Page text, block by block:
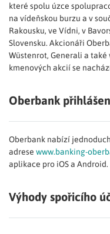
které spolu úzce
na vídeňskou burzu a v
Rakousku, ve Vídni, v
Slovensku. Akcionáři
Wüstenrot, Generali a
kmenových akcií se
Oberbank
Oberbank nabízí
adrese www.banking-
aplikace pro iOS a Android.
Výhody spořicího